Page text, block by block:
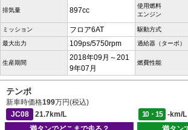
排気量 897cc
使用燃料
エンジン
ミッション フロア6AT 駆動方式
最大出力 109ps/5750rpm 過給器（ターボ）
生産期間
2018年09月～201
9年07月
燃費性能
テンポ
新車時価格199万円(税込)
JC08
21.7km/L 10・15
-km/L